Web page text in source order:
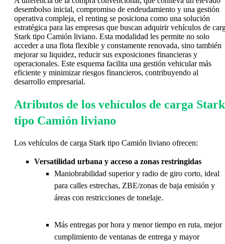
desembolso inicial, compromiso de endeudamiento y una gestión
operativa compleja, el renting se posiciona como una solución
estratégica para las empresas que buscan adquirir vehículos de
Stark tipo Camión liviano. Esta modalidad les permite no solo
acceder a una flota flexible y constamente renovada, sino también
mejorar su liquidez, reducir sus exposiciones financieras y
operacionales. Este esquema facilita una gestión vehicular más
eficiente y minimizar riesgos financieros, contribuyendo al
desarrollo empresarial.
Atributos de los vehículos de carga Stark
tipo Camión liviano
Los vehículos de carga Stark tipo Camión liviano ofrecen:
Versatilidad urbana y acceso a zonas restringidas
Maniobrabilidad superior y radio de giro corto, ideal
para calles estrechas, ZBE/zonas de baja emisión y
áreas con restricciones de tonelaje.
Más entregas por hora y menor tiempo en ruta, mejor
cumplimiento de ventanas de entrega y mayor